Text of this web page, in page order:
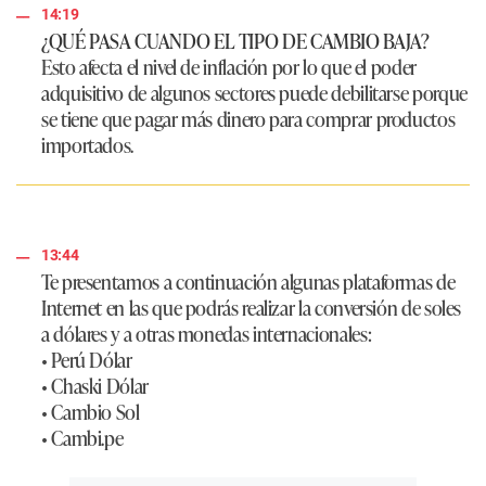
14:19
¿QUÉ PASA CUANDO EL TIPO DE CAMBIO BAJA?
Esto afecta el nivel de inflación por lo que el poder
adquisitivo de algunos sectores puede debilitarse porque
se tiene que pagar más dinero para comprar productos
importados.
13:44
Te presentamos a continuación algunas plataformas de
Internet en las que podrás realizar la conversión de soles
a dólares y a otras monedas internacionales:
• Perú Dólar
• Chaski Dólar
• Cambio Sol
• Cambi.pe